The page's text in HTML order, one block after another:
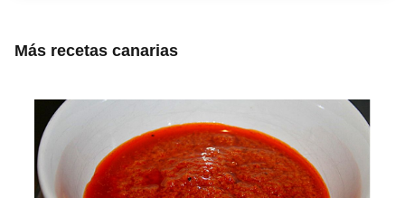
Más recetas canarias